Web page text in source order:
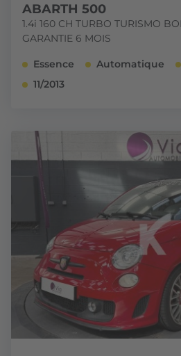
ABARTH 500
1.4i 160 CH TURBO TURISMO
GARANTIE 6 MOIS
Essence Automatique
11/2013